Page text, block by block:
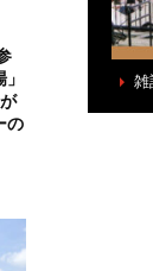
の
雑